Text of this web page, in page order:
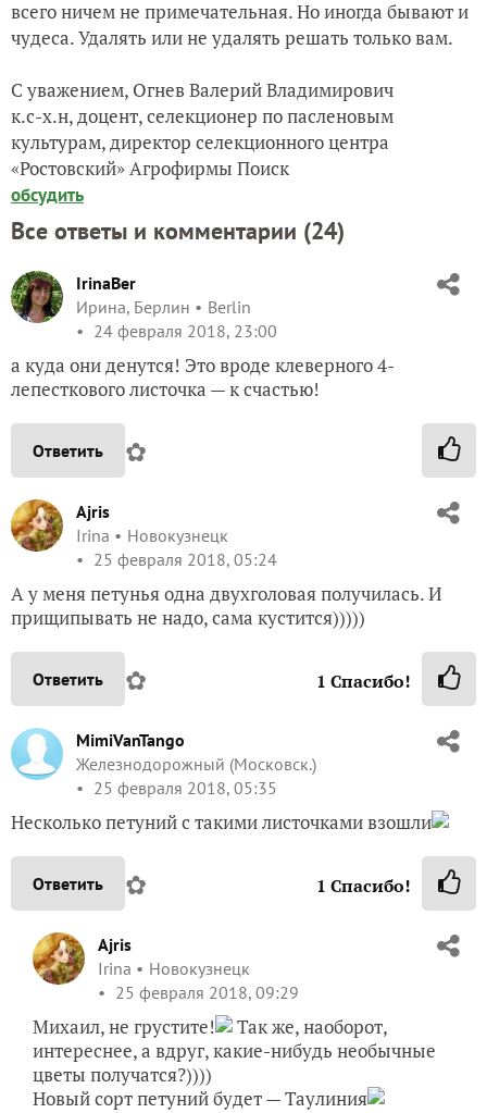
всего ничем не примечательная. Но иногда бывают и
чудеса. Удалять или не удалять решать только вам.
С уважением, Огнев Валерий Владимирович
к.с-х.н, доцент, селекционер по пасленовым
культурам, директор селекционного центра
«Ростовский» Агрофирмы Поиск
обсудить
Все ответы и комментарии (24)
IrinaBer
Ирина, Берлин
Berlin
24 февраля 2018, 23:00
а куда они денутся! Это вроде клеверного 4-
лепесткового листочка — к счастью!
Ответить ✿
Ajris
Irina
Новокузнецк
25 февраля 2018, 05:24
А у меня петунья одна двухголовая получилась. И
прищипывать не надо, сама кустится)))))
Ответить ✿ 1 Спасибо!
MimiVanTango
Железнодорожный (Московск.)
25 февраля 2018, 05:35
Несколько петуний с такими листочками взошли
Ответить ✿ 1 Спасибо!
Ajris
Irina
Новокузнецк
25 февраля 2018, 09:29
Михаил, не грустите!
Так же, наоборот,
интереснее, а вдруг, какие-нибудь необычные
цветы получатся?))))
Новый сорт петуний будет — Таулиния